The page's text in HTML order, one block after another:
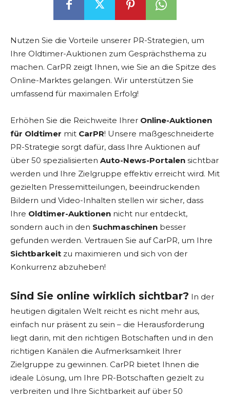
Nutzen Sie die Vorteile unserer PR-Strategien, um
Ihre Oldtimer-Auktionen zum Gesprächsthema zu
machen. CarPR zeigt Ihnen, wie Sie an die Spitze des
Online-Marktes gelangen. Wir unterstützen Sie
umfassend für maximalen Erfolg!
Erhöhen Sie die Reichweite Ihrer Online-Auktionen
für Oldtimer mit CarPR! Unsere maßgeschneiderte
PR-Strategie sorgt dafür, dass Ihre Auktionen auf
über 50 spezialisierten Auto-News-Portalen sichtbar
werden und Ihre Zielgruppe effektiv erreicht wird. Mit
gezielten Pressemitteilungen, beeindruckenden
Bildern und Video-Inhalten stellen wir sicher, dass
Ihre Oldtimer-Auktionen nicht nur entdeckt,
sondern auch in den Suchmaschinen besser
gefunden werden. Vertrauen Sie auf CarPR, um Ihre
Sichtbarkeit zu maximieren und sich von der
Konkurrenz abzuheben!
Sind Sie online wirklich sichtbar? In der
heutigen digitalen Welt reicht es nicht mehr aus,
einfach nur präsent zu sein – die Herausforderung
liegt darin, mit den richtigen Botschaften und in den
richtigen Kanälen die Aufmerksamkeit Ihrer
Zielgruppe zu gewinnen. CarPR bietet Ihnen die
ideale Lösung, um Ihre PR-Botschaften gezielt zu
verbreiten und Ihre Sichtbarkeit auf über 50